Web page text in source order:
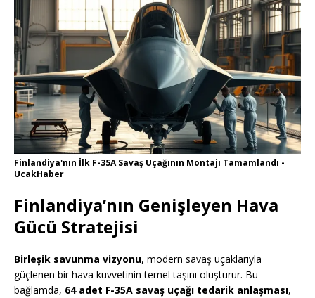
Finlandiya'nın İlk F-35A Savaş Uçağının Montajı Tamamlandı -
UcakHaber
Finlandiya’nın Genişleyen Hava
Gücü Stratejisi
Birleşik savunma vizyonu, modern savaş uçaklarıyla
güçlenen bir hava kuvvetinin temel taşını oluşturur. Bu
bağlamda, 64 adet F-35A savaş uçağı tedarik anlaşması,